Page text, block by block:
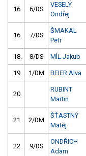
16. 6/DS
VESELÝ
Ondřej
16. 7/DS
ŠMAKAL
Petr
18. 8/DS MÍL Jakub
19. 1/DM BEIER Alva
20.
RUBINT
Martin
21. 2/DM
ŠŤASTNÝ
Matěj
22. 9/DS
ONDŘICH
Adam